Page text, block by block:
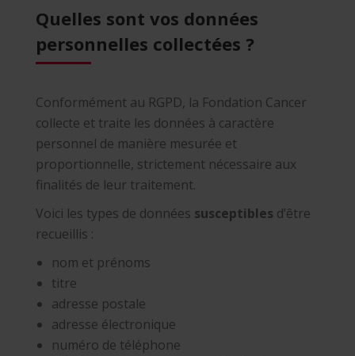
Quelles sont vos données
personnelles collectées ?
Conformément au RGPD, la Fondation Cancer
collecte et traite les données à caractère
personnel de manière mesurée et
proportionnelle, strictement nécessaire aux
finalités de leur traitement.
Voici les types de données susceptibles d’être
recueillis :
nom et prénoms
titre
adresse postale
adresse électronique
numéro de téléphone